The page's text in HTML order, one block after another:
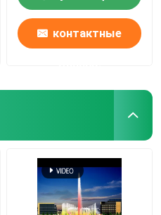
контактные